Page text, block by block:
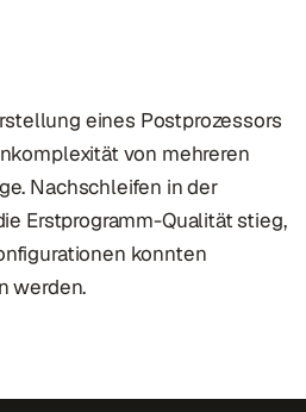
eines Postprozessors
von mehreren
Nachschleifen in der
Erstprogramm-Qualität stieg,
konnten
werden.